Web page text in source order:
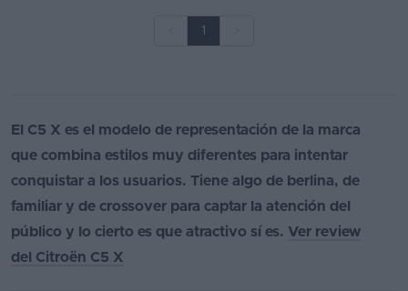
1
El C5 X es el modelo de representación de la marca
que combina estilos muy diferentes para intentar
conquistar a los usuarios. Tiene algo de berlina, de
familiar y de crossover para captar la atención del
público y lo cierto es que atractivo sí es. Ver review
del Citroën C5 X